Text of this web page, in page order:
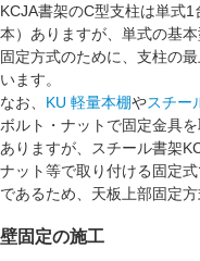
KCJA書架のC型支柱は単式1
本）ありますが、単式の基
固定方式のために、支柱の
います。
なお、 KU 軽量本棚やスチー
ボルト・ナットで固定金具
ありますが、スチール書架
ナット等で取り付ける固定
であるため、天板上部固定
壁固定の施工